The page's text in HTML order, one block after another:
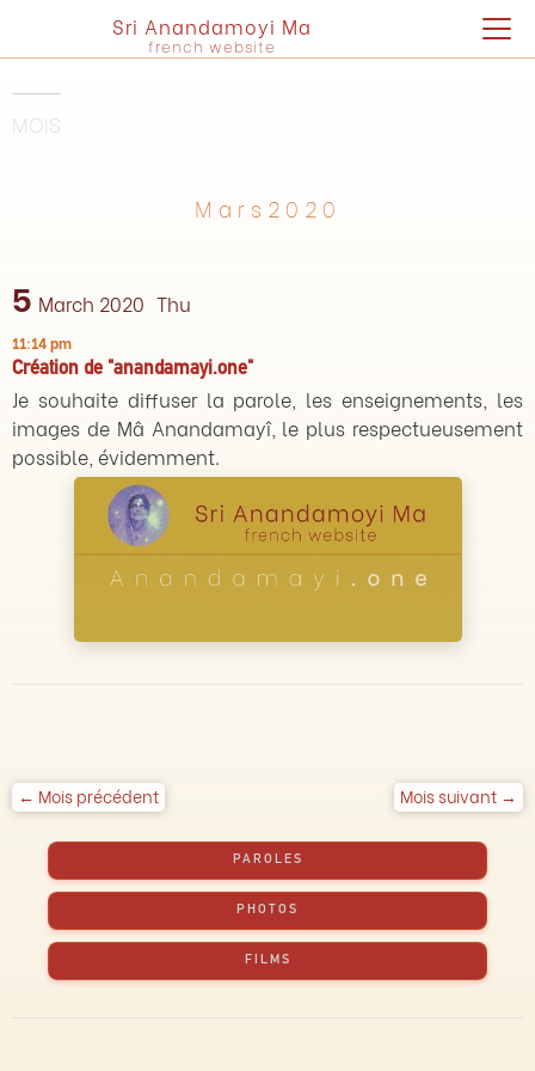
Sri Anandamoyi Ma
french website
MOIS
Mars2020
5 March 2020 Thu
11:14 pm
Création de "anandamayi.one"
Je souhaite diffuser la parole, les enseignements, les
images de Mâ Anandamayî, le plus respectueusement
possible, évidemment.‍
← Mois précédent Mois suivant →
PAROLES
PHOTOS
FILMS